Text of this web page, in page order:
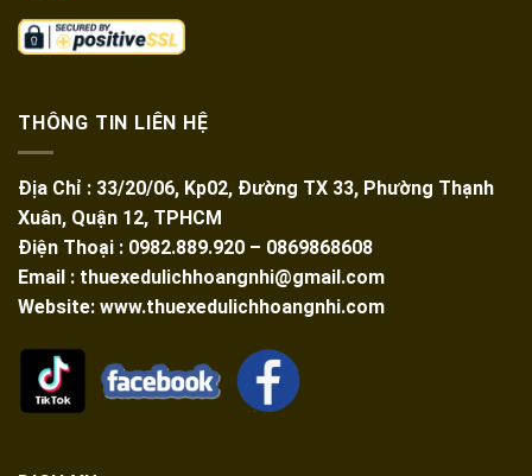
THÔNG TIN LIÊN HỆ
Địa Chỉ : 33/20/06, Kp02, Đường TX 33, Phường Thạnh
Xuân, Quận 12, TPHCM
Điện Thoại : 0982.889.920 – 0869868608
Email : thuexedulichhoangnhi@gmail.com
Website: www.thuexedulichhoangnhi.com